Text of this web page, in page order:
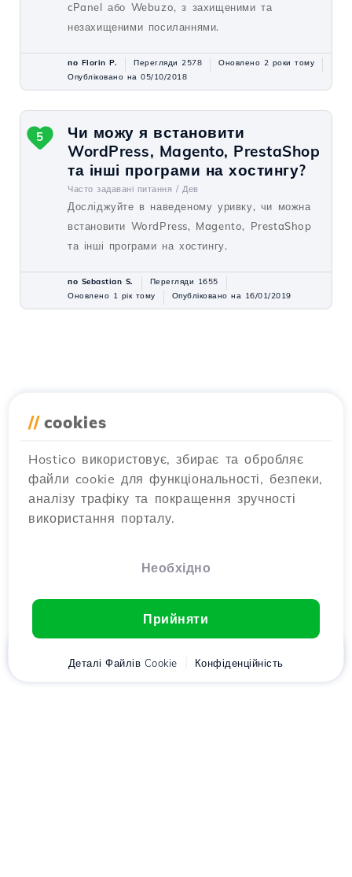
cPanel або Webuzo, з захищеними та
незахищеними посиланнями.
по Florin P. Перегляди 2578
Оновлено 2 роки тому
Опубліковано на 05/10/2018
Чи можу я встановити
WordPress, Magento, PrestaShop
та інші програми на хостингу?
Часто задавані питання / Дев
Досліджуйте в наведеному уривку, чи можна
встановити WordPress, Magento, PrestaShop
та інші програми на хостингу.
5
по Sebastian S.
Перегляди 1655
Оновлено 1 рік тому
Опубліковано на 16/01/2019
// cookies
Hostico використовує, збирає та обробляє
файли cookie для функціональності, безпеки,
аналізу трафіку та покращення зручності
використання порталу.
Необхідно
Прийняти
Деталі Файлів Cookie Конфіденційність
Клієнт Кошик Chat